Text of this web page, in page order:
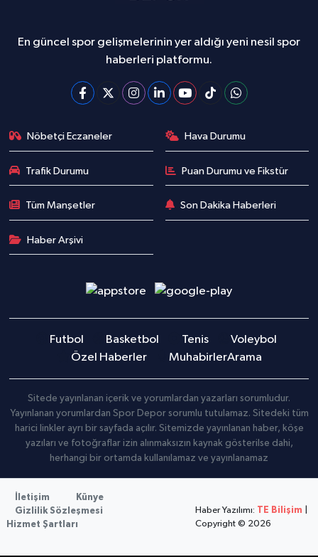
En güncel spor gelişmelerinin yer aldığı yeni nesil spor
haberleri platformu.
Nöbetçi Eczaneler Hava Durumu
Trafik Durumu Puan Durumu ve Fikstür
Tüm Manşetler Son Dakika Haberleri
Haber Arşivi
Futbol Basketbol Tenis
Voleybol
Özel Haberler
MuhabirlerArama
Sitede yayınlanan içerik ve yorumlardan yazarları sorumludur.
Yayınlanan yorumlardan Spor Depor sorumlu tutulamaz. Sitedeki tüm
harici linkler ayrı bir sayfada açılır. Sitemizde yayınlanan haber, köşe
yazıları ve fotoğraflar izin alınmaksızın kaynak gösterilse dahi,
herhangi bir ortamda kullanılamaz ve yayınlanamaz
İletişim
Künye
Gizlilik Sözleşmesi
Hizmet Şartları
Haber Yazılımı: TE Bilişim
Copyright © 2026